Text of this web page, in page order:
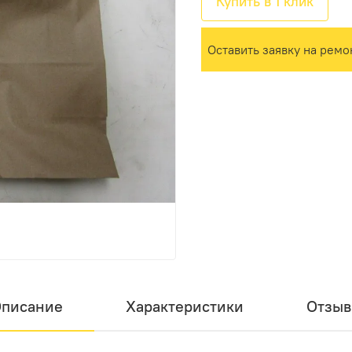
Оставить заявку на
Характеристики